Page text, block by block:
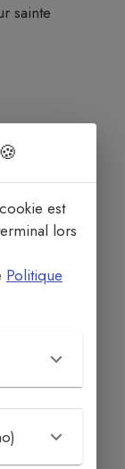
sainte
est
lors
Politique